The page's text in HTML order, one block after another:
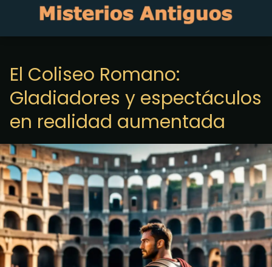
El Coliseo Romano:
Gladiadores y espectáculos
en realidad aumentada